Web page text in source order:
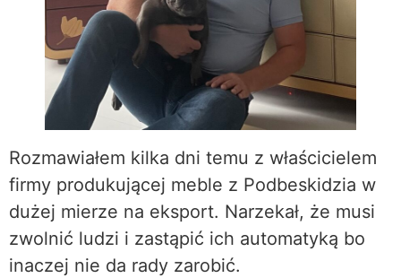
Rozmawiałem kilka dni temu z właścicielem
firmy produkującej meble z Podbeskidzia w
dużej mierze na eksport. Narzekał, że musi
zwolnić ludzi i zastąpić ich automatyką bo
inaczej nie da rady zarobić.